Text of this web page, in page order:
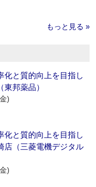
もっと見る »
化と質的向上を目指し
邦薬品）
)
化と質的向上を目指し
店（三菱電機デジタル
)